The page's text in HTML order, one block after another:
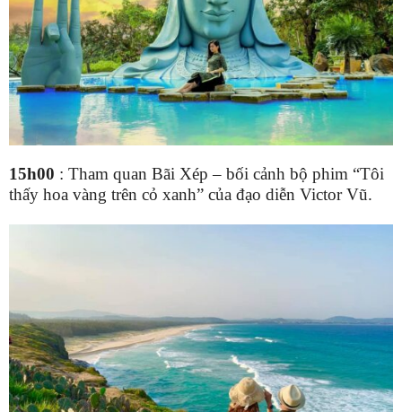
15h00 : Tham quan Bãi Xép – bối cảnh bộ phim “Tôi
thấy hoa vàng trên cỏ xanh” của đạo diễn Victor Vũ.